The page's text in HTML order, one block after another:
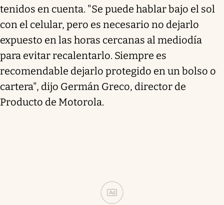
tenidos en cuenta. "Se puede hablar bajo el sol
con el celular, pero es necesario no dejarlo
expuesto en las horas cercanas al mediodía
para evitar recalentarlo. Siempre es
recomendable dejarlo protegido en un bolso o
cartera", dijo Germán Greco, director de
Producto de Motorola.
Ad